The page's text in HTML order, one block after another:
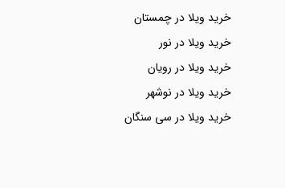
خرید ویلا در چمستان
خرید ویلا در نور
خرید ویلا در رویان
خرید ویلا در نوشهر
خرید ویلا در سی سنگان